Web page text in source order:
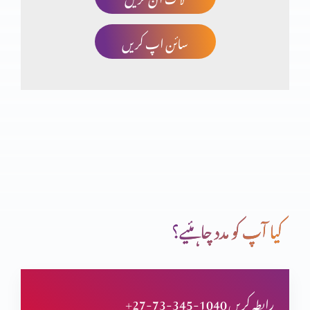
تثلیث (حصہ 2)
یسوع مسیح کی الوہیت (حصہ 3)
سائن اپ کریں
کیا آپ کو مدد چاہئیے؟
+27-73-345-1040 رابطہ کریں